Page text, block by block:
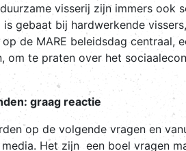
visserij zijn immers
gebaat bij hardwerkende
de MARE beleidsdag centraal,
om te praten over het
graag reactie
op de volgende vragen en
Het zijn een boel vragen